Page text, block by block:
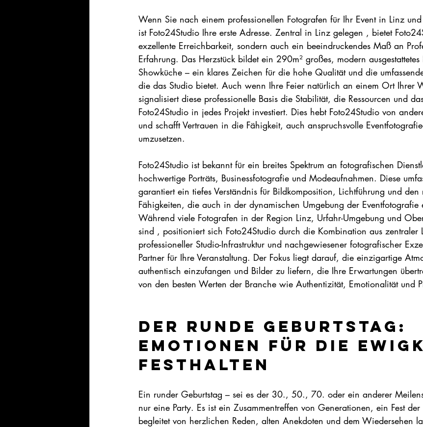
Wenn Sie nach einem professionellen Fotografen für Ihr Event in Linz
ist Foto24Studio Ihre erste Adresse. Zentral in Linz gelegen , bietet
exzellente Erreichbarkeit, sondern auch ein beeindruckendes Maß an
Erfahrung. Das Herzstück bildet ein 290m² großes, modern ausgestattetes
Showküche – ein klares Zeichen für die hohe Qualität und die
die das Studio bietet. Auch wenn Ihre Feier natürlich an einem Ort Ihrer
signalisiert diese professionelle Basis die Stabilität, die Ressourcen und
Foto24Studio in jedes Projekt investiert. Dies hebt Foto24Studio von
und schafft Vertrauen in die Fähigkeit, auch anspruchsvolle
umzusetzen.
Foto24Studio ist bekannt für ein breites Spektrum an fotografischen
hochwertige Porträts, Businessfotografie und Modeaufnahmen. Diese
garantiert ein tiefes Verständnis für Bildkomposition, Lichtführung und
Fähigkeiten, die auch in der dynamischen Umgebung der Eventfotografie
Während viele Fotografen in der Region Linz, Urfahr-Umgebung und
sind , positioniert sich Foto24Studio durch die Kombination aus zentraler
professioneller Studio-Infrastruktur und nachgewiesener fotografischer
Partner für Ihre Veranstaltung. Der Fokus liegt darauf, die einzigartige
authentisch einzufangen und Bilder zu liefern, die Ihre Erwartungen
von den besten Werten der Branche wie Authentizität, Emotionalität und
Der runde Geburtstag:
Emotionen für die
festhalten
Ein runder Geburtstag – sei es der 30., 50., 70. oder ein anderer
nur eine Party. Es ist ein Zusammentreffen von Generationen, ein Fest der
begleitet von herzlichen Reden, alten Anekdoten und dem Wiedersehen